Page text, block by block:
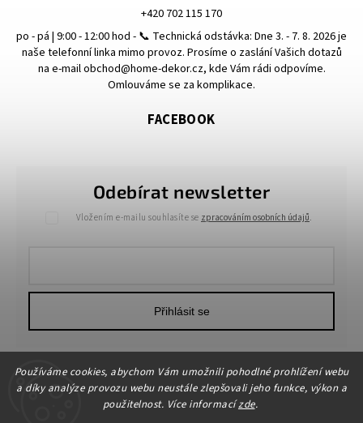
Používáme cookies, abychom Vám umožnili pohodlné prohlížení webu
a díky analýze provozu webu neustále zlepšovali jeho funkce, výkon a
použitelnost. Více informacízde.
Odebírat newsletter
Vložením e-mailu souhlasíte se zpracováním osobních údajů.
Přihlásit se
+420 702 115 170
po - pá | 9:00 - 12:00 hod - 📞 Technická odstávka: Dne 3. - 7. 8. 2026 je
naše telefonní linka mimo provoz. Prosíme o zaslání Vašich dotazů
na e-mail obchod@home-dekor.cz, kde Vám rádi odpovíme.
Omlouváme se za komplikace.
FACEBOOK